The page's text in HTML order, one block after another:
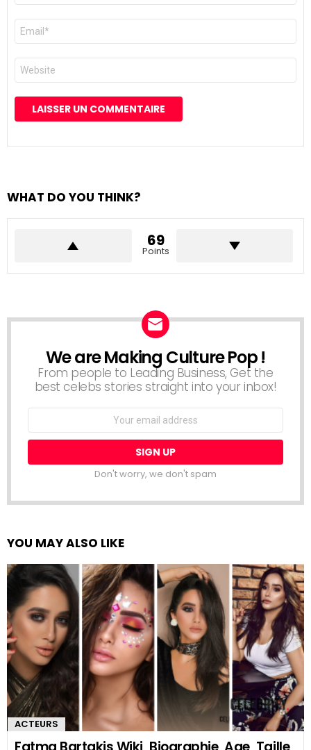
E-
mail
*
Site
web
WHAT DO YOU THINK?
69
Points
NEWSLETTER
We are Making Culture Pop !
From people to Leading Business, Get the
best celebs stories straight into your inbox!
Email
Don't worry, we don't spam
YOU MAY ALSO LIKE
ACTEURS